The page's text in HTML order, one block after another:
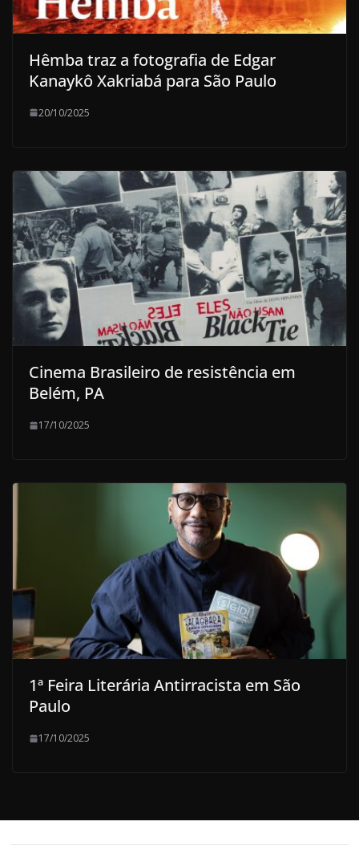
Hêmba traz a fotografia de Edgar
Kanaykô Xakriabá para São Paulo
20/10/2025
Cinema Brasileiro de resistência em
Belém, PA
17/10/2025
1ª Feira Literária Antirracista em São
Paulo
17/10/2025